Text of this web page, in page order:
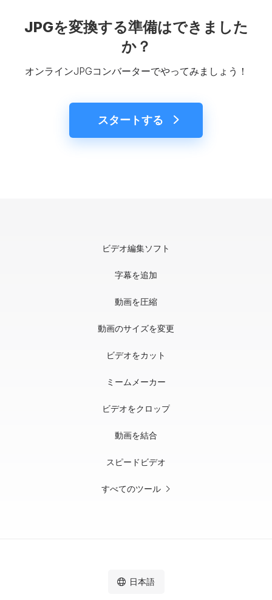
JPGを変換する準備はできました
か？
オンラインJPGコンバーターでやってみましょう！
スタートする
ビデオ編集ソフト
字幕を追加
動画を圧縮
動画のサイズを変更
ビデオをカット
ミームメーカー
ビデオをクロップ
動画を結合
スピードビデオ
すべてのツール
日本語